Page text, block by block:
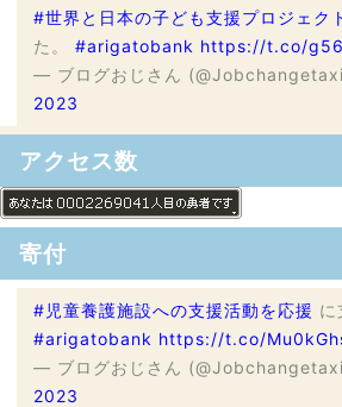
#世界と日本の子ども支援プロジェク
た。 #arigatobank https://t.co/
— ブログおじさん
2023
アクセス数
寄付
#児童養護施設への支援活動を応援 に
#arigatobank https://t.co/
— ブログおじさん
2023